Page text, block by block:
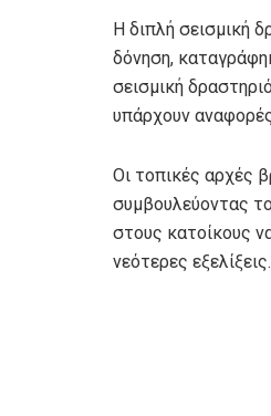
Η διπλή σεισμική
δόνηση,
σεισμική
υπάρχουν
Οι τοπικές αρχές
συμβουλεύοντας
στους κατοίκους
νεότερες εξελίξεις.